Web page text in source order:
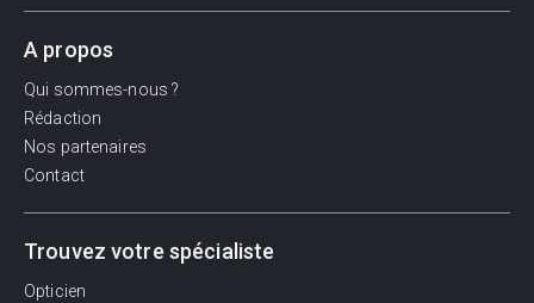
A propos
Qui sommes-nous ?
Rédaction
Nos partenaires
Contact
Trouvez votre spécialiste
Opticien